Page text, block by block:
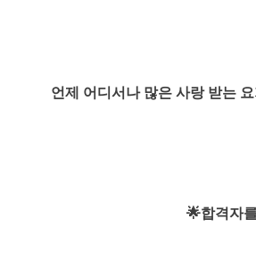
언제 어디서나 많은 사랑 받는
🌟합격자